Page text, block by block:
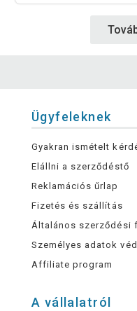
Ügyfeleknek
Gyakran ismételt
Elállni a szerződéstő
Reklamációs űrlap
Fizetés és szállítás
Általános szerződési
Személyes adatok
Affiliate program
A vállalatról